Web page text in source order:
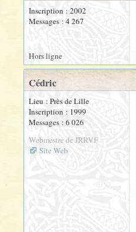
Inscription : 2002
Messages : 4 267
Hors ligne
Cédric
Lieu : Près de Lille
Inscription : 1999
Messages : 6 026
Webmestre de JRRVF
Site Web